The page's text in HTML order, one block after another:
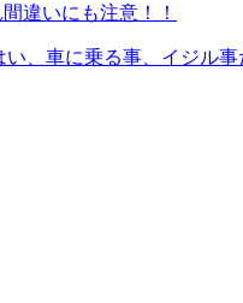
違いにも注意！！
、車に乗る事、イジル